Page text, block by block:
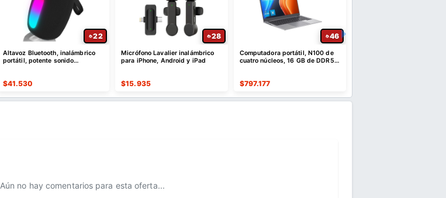
22
Altavoz Bluetooth, inalámbrico
portátil, potente sonido
$41.530
28
Micrófono Lavalier inalámbrico
para iPhone, Android y iPad
$15.935
46
Computadora portátil, N100 de
cuatro núcleos, 16 GB de DDR5 y
$797.177
Aún no hay comentarios para esta oferta...